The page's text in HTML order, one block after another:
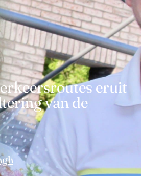
eruit
van de